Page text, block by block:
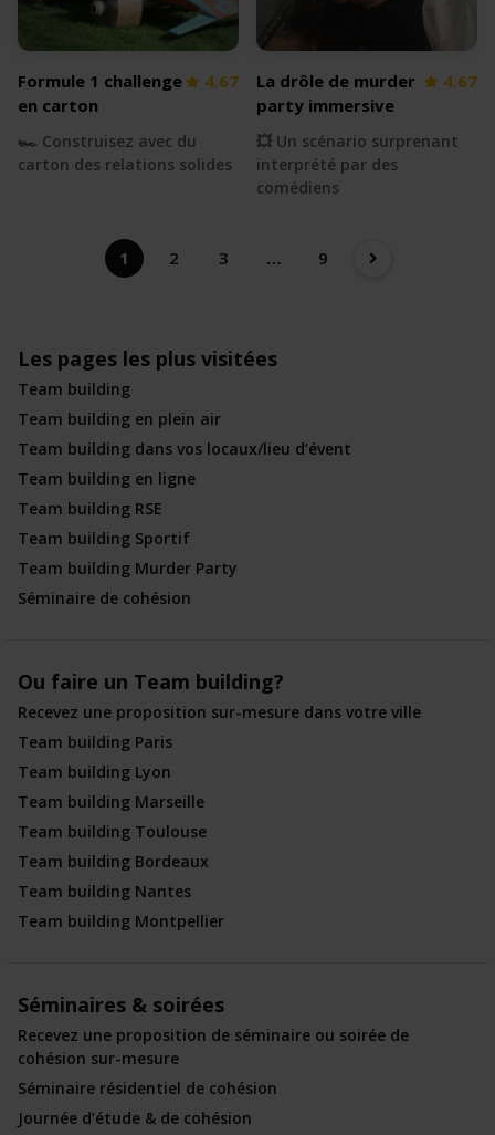
Formule 1 challenge
en carton
4.67
🏎 Construisez avec du
carton des relations solides
La drôle de murder
party immersive
4.67
💥 Un scénario surprenant
interprété par des
comédiens
1 2 3 … 9
Les pages les plus visitées
Team building
Team building en plein air
Team building dans vos locaux/lieu d’évent
Team building en ligne
Team building RSE
Team building Sportif
Team building Murder Party
Séminaire de cohésion
Ou faire un Team building?
Recevez une proposition sur-mesure dans votre ville
Team building Paris
Team building Lyon
Team building Marseille
Team building Toulouse
Team building Bordeaux
Team building Nantes
Team building Montpellier
Séminaires & soirées
Recevez une proposition de séminaire ou soirée de
cohésion sur-mesure
Séminaire résidentiel de cohésion
Journée d’étude & de cohésion